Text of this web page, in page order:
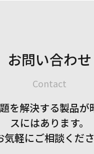
お問い合わせ
Contact
を解決する製品が
スにはあります。
気軽にご相談くだ